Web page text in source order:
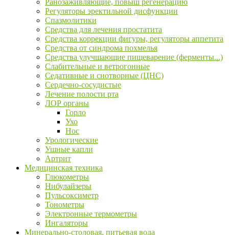
Ранозаживляющие, повыш регенерацию
Регуляторы эректильной дисфункции
Спазмолитики
Средства для лечения простатита
Средства коррекции фигуры, регуляторы аппетита
Средства от синдрома похмелья
Средства улучшающие пищеварение (ферменты...)
Слабительные и ветрогонные
Седативные и снотворные (ЦНС)
Сердечно-сосудистые
Лечение полости рта
ЛОР органы
Горло
Ухо
Нос
Урологические
Ушные капли
Артрит
Медицинская техника
Глюкометры
Нибулайзеры
Пульсоксиметр
Тонометры
Электронные термометры
Ингаляторы
Минерально-столовая, питьевая вода